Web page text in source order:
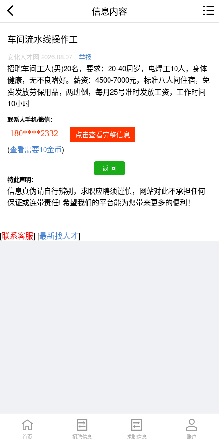
信息内容
车间流水线操作工
安化人才网 2026.08.07 举报
招聘车间工人(男)20名，要求：20-40周岁，电焊工10人，身体
健康，无不良嗜好。薪资：4500-7000元，标准八人间住宿，免
费发放劳保用品，两班倒，每月25号准时发放工资，工作时间
10小时
联系人手机/微信：
180****2332 点击查看完整信息
(查看需要10金币)
特此声明：
信息真伪请自行辨别，求职应聘须谨慎，网站对此不承担任何
保证或连带责任! 希望我们的平台能为您带来更多的便利！
[联系客服] [最新找人才]
首页 招聘信息 求职信息 账户